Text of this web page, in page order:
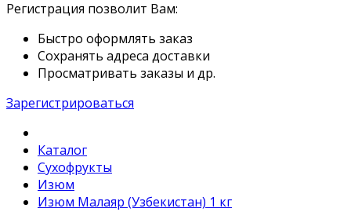
Регистрация позволит Вам:
Быстро оформлять заказ
Сохранять адреса доставки
Просматривать заказы и др.
Зарегистрироваться
Каталог
Сухофрукты
Изюм
Изюм Малаяр (Узбекистан) 1 кг